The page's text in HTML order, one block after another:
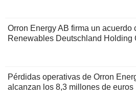
Orron Energy AB firma un acuerdo
Renewables Deutschland Holding
Pérdidas operativas de Orron
alcanzan los 8,3 millones de euros